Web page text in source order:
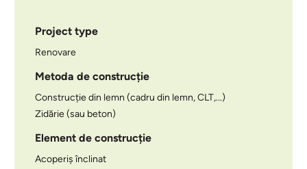
Project type
Renovare
Metoda de construcție
Construcție din lemn (cadru din lemn, CLT,...)
Zidărie (sau beton)
Element de construcție
Acoperiș înclinat